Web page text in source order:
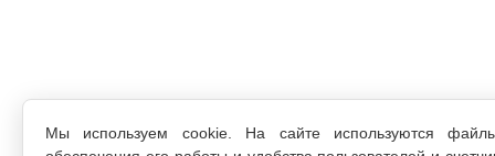
Мы используем cookie. На сайте используются